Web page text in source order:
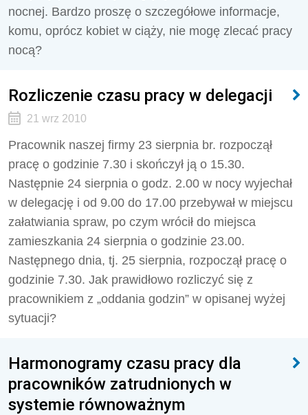
nocnej. Bardzo proszę o szczegółowe informacje,
komu, oprócz kobiet w ciąży, nie mogę zlecać pracy
nocą?
Rozliczenie czasu pracy w delegacji
21 wrz 2010
Pracownik naszej firmy 23 sierpnia br. rozpoczął
pracę o godzinie 7.30 i skończył ją o 15.30.
Następnie 24 sierpnia o godz. 2.00 w nocy wyjechał
w delegację i od 9.00 do 17.00 przebywał w miejscu
załatwiania spraw, po czym wrócił do miejsca
zamieszkania 24 sierpnia o godzinie 23.00.
Następnego dnia, tj. 25 sierpnia, rozpoczął pracę o
godzinie 7.30. Jak prawidłowo rozliczyć się z
pracownikiem z „oddania godzin” w opisanej wyżej
sytuacji?
Harmonogramy czasu pracy dla
pracowników zatrudnionych w
systemie równoważnym